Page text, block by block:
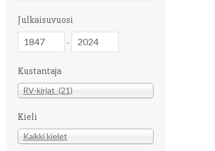
Julkaisuvuosi
-
Kustantaja
Kustantaja
RV-kirjat (21)
Kieli
Kieli
Kaikki kielet